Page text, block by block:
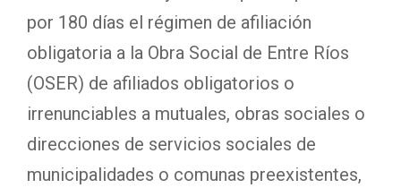
por 180 días el régimen de afiliación
obligatoria a la Obra Social de Entre Ríos
(OSER) de afiliados obligatorios o
irrenunciables a mutuales, obras sociales o
direcciones de servicios sociales de
municipalidades o comunas preexistentes,